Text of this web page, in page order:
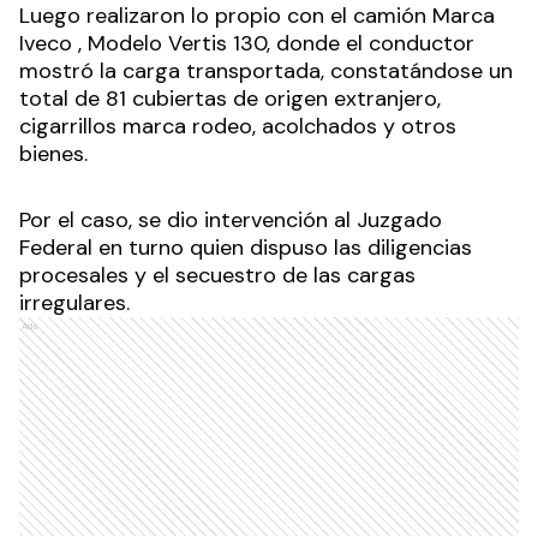
Luego realizaron lo propio con el camión Marca
Iveco , Modelo Vertis 130, donde el conductor
mostró la carga transportada, constatándose un
total de 81 cubiertas de origen extranjero,
cigarrillos marca rodeo, acolchados y otros
bienes.
Por el caso, se dio intervención al Juzgado
Federal en turno quien dispuso las diligencias
procesales y el secuestro de las cargas
irregulares.
Ads